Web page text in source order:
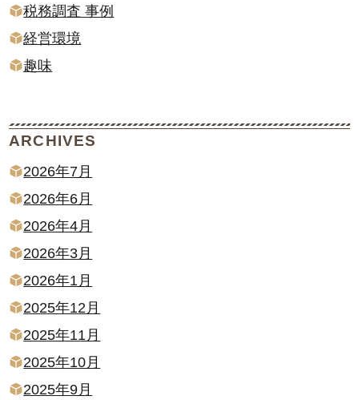
税務調査 事例
経営環境
趣味
ARCHIVES
2026年7月
2026年6月
2026年4月
2026年3月
2026年1月
2025年12月
2025年11月
2025年10月
2025年9月